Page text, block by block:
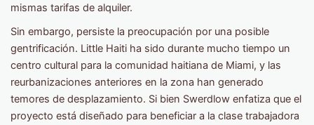
mismas tarifas de alquiler.
Sin embargo, persiste la preocupación por una posible
gentrificación. Little Haiti ha sido durante mucho tiempo un
centro cultural para la comunidad haitiana de Miami, y las
reurbanizaciones anteriores en la zona han generado
temores de desplazamiento. Si bien Swerdlow enfatiza que el
proyecto está diseñado para beneficiar a la clase trabajadora